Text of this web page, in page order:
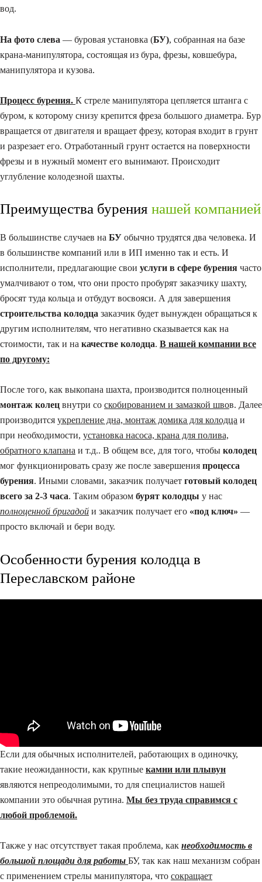
вод.
На фото слева — буровая установка (БУ), собранная на базе
крана-манипулятора, состоящая из бура, фрезы, ковшебура,
манипулятора и кузова.
Процесс бурения. К стреле манипулятора цепляется штанга с
буром, к которому снизу крепится фреза большого диаметра. Бур
вращается от двигателя и вращает фрезу, которая входит в грунт
и разрезает его. Отработанный грунт остается на поверхности
фрезы и в нужный момент его вынимают. Происходит
углубление колодезной шахты.
Преимущества бурения нашей компанией
В большинстве случаев на БУ обычно трудятся два человека. И
в большинстве компаний или в ИП именно так и есть. И
исполнители, предлагающие свои услуги в сфере бурения часто
умалчивают о том, что они просто пробурят заказчику шахту,
бросят туда кольца и отбудут восвояси. А для завершения
строительства колодца заказчик будет вынужден обращаться к
другим исполнителям, что негативно сказывается как на
стоимости, так и на качестве колодца. В нашей компании все
по другому:
После того, как выкопана шахта, производится полноценный
монтаж колец внутри со скобированием и замазкой швов. Далее
производится укрепление дна, монтаж домика для колодца и
при необходимости, установка насоса, крана для полива,
обратного клапана и т.д.. В общем все, для того, чтобы колодец
мог функционировать сразу же после завершения процесса
бурения. Иными словами, заказчик получает готовый колодец
всего за 2-3 часа. Таким образом бурят колодцы у нас
полноценной бригадой и заказчик получает его «под ключ» —
просто включай и бери воду.
Особенности бурения колодца в
Переславском районе
Если для обычных исполнителей, работающих в одиночку,
такие неожиданности, как крупные камни или плывун
являются непреодолимыми, то для специалистов нашей
компании это обычная рутина. Мы без труда справимся с
любой проблемой.
Также у нас отсутствует такая проблема, как необходимость в
большой площади для работы БУ, так как наш механизм собран
с применением стрелы манипулятора, что сокращает